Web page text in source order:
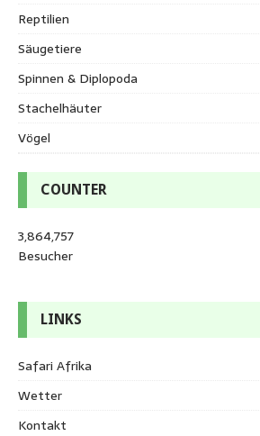
Reptilien
Säugetiere
Spinnen & Diplopoda
Stachelhäuter
Vögel
COUNTER
3,864,757
Besucher
LINKS
Safari Afrika
Wetter
Kontakt